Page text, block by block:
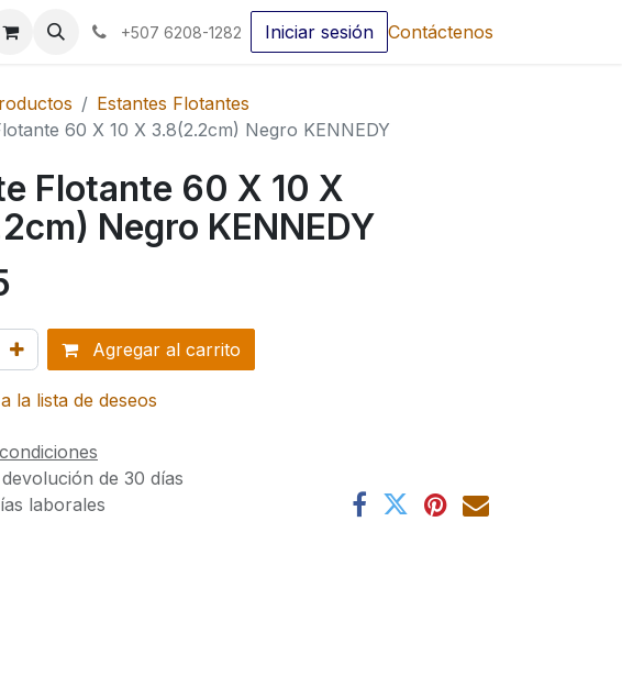
+507 6208-1282 Iniciar sesión Contáctenos
Estantes Flotantes
60 X 10 X 3.8(2.2cm) Negro KENNEDY
Flotante 60 X 10 X
Negro KENNEDY
Agregar al carrito
la lista de deseos
de 30 días
laborales